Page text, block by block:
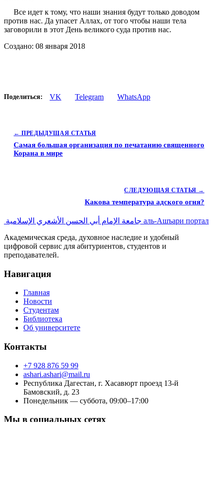
Все идет к тому, что наши знания будут только доводом
против нас. Да упасет Аллах, от того чтобы наши тела
заговорили в этот День великого суда против нас.
Создано: 08 января 2018
Поделиться: VK Telegram WhatsApp
← ПРЕДЫДУЩАЯ СТАТЬЯ
Самая большая организация по печатанию священного
Корана в мире
СЛЕДУЮЩАЯ СТАТЬЯ →
Какова температура адского огня?
جامعة الإمام أبي الحسن الأشعري الإسلامية аль-Ашъари портал
Академическая среда, духовное наследие и удобный
цифровой сервис для абитуриентов, студентов и
преподавателей.
Навигация
Главная
Новости
Студентам
Библиотека
Об университете
Контакты
+7 928 876 59 99
ashari.ashari@mail.ru
Республика Дагестан, г. Хасавюрт проезд 13-й
Бамовский, д. 23
Понедельник — суббота, 09:00–17:00
Мы в социальных сетях